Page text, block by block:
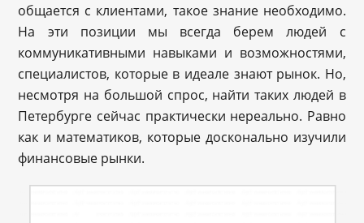
общается с клиентами, такое знание необходимо.
На эти позиции мы всегда берем людей с
коммуникативными навыками и возможностями,
специалистов, которые в идеале знают рынок. Но,
несмотря на большой спрос, найти таких людей в
Петербурге сейчас практически нереально. Равно
как и математиков, которые досконально изучили
финансовые рынки.